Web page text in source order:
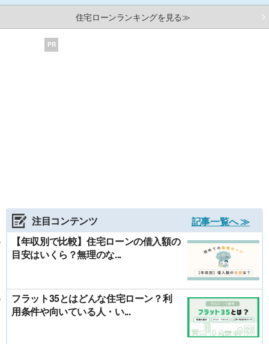
住宅ローンランキングを見る≫
PR
注目コンテンツ
記事一覧へ ≫
【年収別で比較】住宅ローンの借入額の
目安はいくら？無理のな...
フラット35とはどんな住宅ローン？利
用条件や向いている人・い...